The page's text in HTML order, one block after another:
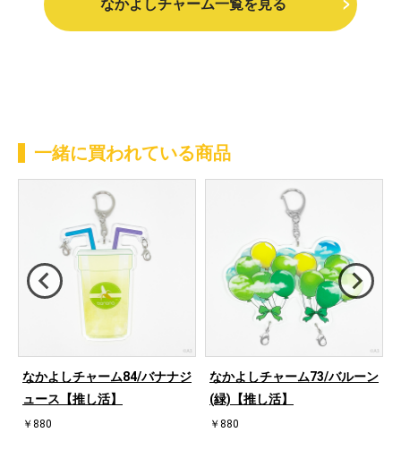
一緒に買われている商品
なかよしチャーム84/バナナジ
ュース【推し活】
￥880
なかよしチャーム73/バルーン
(緑)【推し活】
￥880